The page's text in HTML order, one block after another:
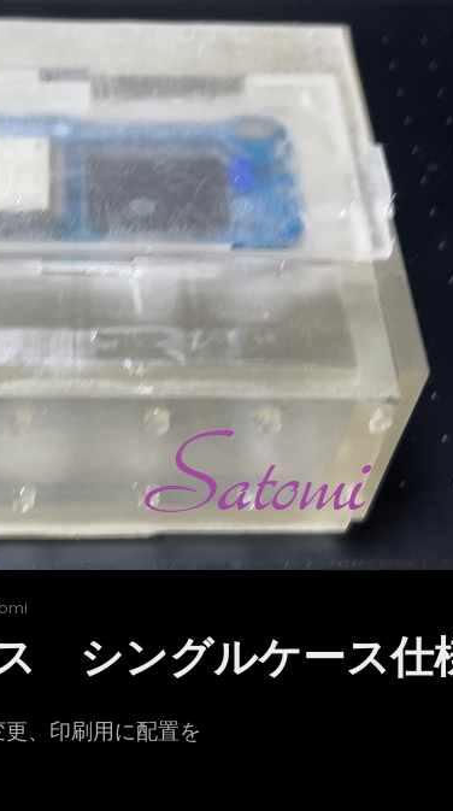
シングルケース
、印刷用に配置を